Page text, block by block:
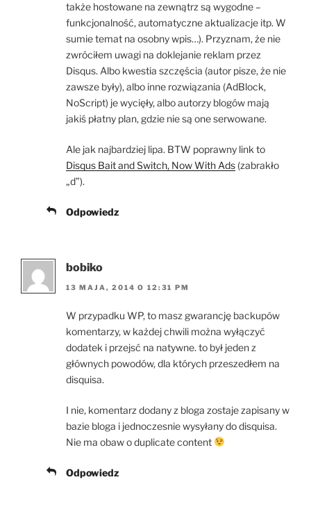
także hostowane na zewnątrz są wygodne –
funkcjonalność, automatyczne aktualizacje itp. W
sumie temat na osobny wpis…). Przyznam, że nie
zwróciłem uwagi na doklejanie reklam przez
Disqus. Albo kwestia szczęścia (autor pisze, że nie
zawsze były), albo inne rozwiązania (AdBlock,
NoScript) je wycięły, albo autorzy blogów mają
jakiś płatny plan, gdzie nie są one serwowane.
Ale jak najbardziej lipa. BTW poprawny link to
Disqus Bait and Switch, Now With Ads (zabrakło
„d”).
Odpowiedz
bobiko
13 MAJA, 2014 O 12:31 PM
W przypadku WP, to masz gwarancję backupów
komentarzy, w każdej chwili można wyłączyć
dodatek i przejsć na natywne. to był jeden z
głównych powodów, dla których przeszedłem na
disquisa.
I nie, komentarz dodany z bloga zostaje zapisany w
bazie bloga i jednoczesnie wysyłany do disquisa.
Nie ma obaw o duplicate content
Odpowiedz